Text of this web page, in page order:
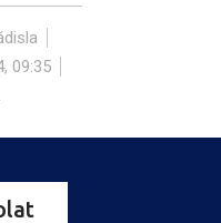
09:35